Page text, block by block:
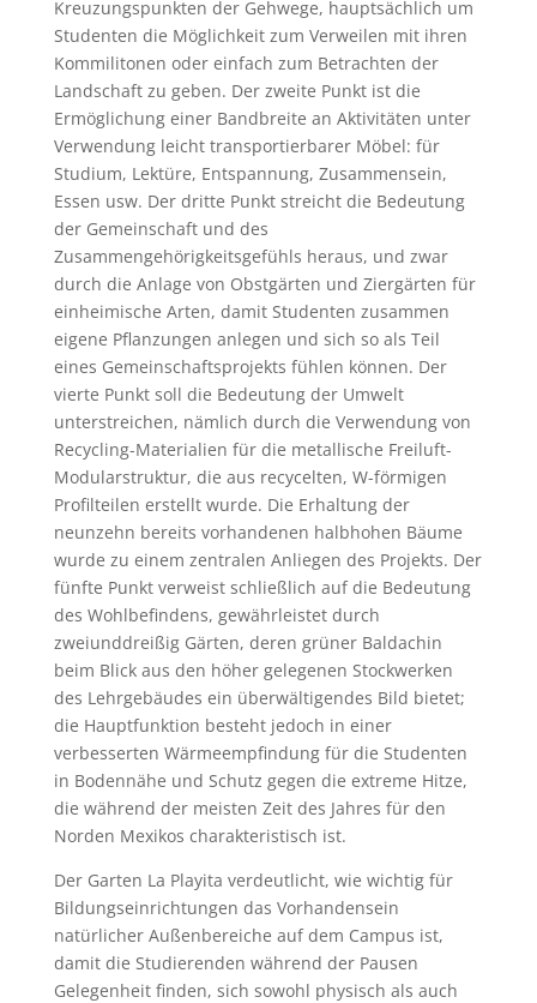
Kreuzungspunkten der Gehwege, hauptsächlich um
Studenten die Möglichkeit zum Verweilen mit ihren
Kommilitonen oder einfach zum Betrachten der
Landschaft zu geben. Der zweite Punkt ist die
Ermöglichung einer Bandbreite an Aktivitäten unter
Verwendung leicht transportierbarer Möbel: für
Studium, Lektüre, Entspannung, Zusammensein,
Essen usw. Der dritte Punkt streicht die Bedeutung
der Gemeinschaft und des
Zusammengehörigkeitsgefühls heraus, und zwar
durch die Anlage von Obstgärten und Ziergärten für
einheimische Arten, damit Studenten zusammen
eigene Pflanzungen anlegen und sich so als Teil
eines Gemeinschaftsprojekts fühlen können. Der
vierte Punkt soll die Bedeutung der Umwelt
unterstreichen, nämlich durch die Verwendung von
Recycling-Materialien für die metallische Freiluft-
Modularstruktur, die aus recycelten, W-förmigen
Profilteilen erstellt wurde. Die Erhaltung der
neunzehn bereits vorhandenen halbhohen Bäume
wurde zu einem zentralen Anliegen des Projekts. Der
fünfte Punkt verweist schließlich auf die Bedeutung
des Wohlbefindens, gewährleistet durch
zweiunddreißig Gärten, deren grüner Baldachin
beim Blick aus den höher gelegenen Stockwerken
des Lehrgebäudes ein überwältigendes Bild bietet;
die Hauptfunktion besteht jedoch in einer
verbesserten Wärmeempfindung für die Studenten
in Bodennähe und Schutz gegen die extreme Hitze,
die während der meisten Zeit des Jahres für den
Norden Mexikos charakteristisch ist.
Der Garten La Playita verdeutlicht, wie wichtig für
Bildungseinrichtungen das Vorhandensein
natürlicher Außenbereiche auf dem Campus ist,
damit die Studierenden während der Pausen
Gelegenheit finden, sich sowohl physisch als auch